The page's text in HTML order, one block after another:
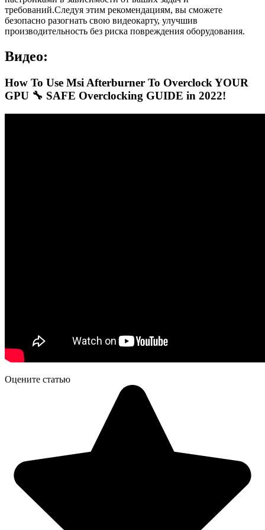
требований.Следуя этим рекомендациям, вы сможете
безопасно разогнать свою видеокарту, улучшив
производительность без риска повреждения оборудования.
Видео:
How To Use Msi Afterburner To Overclock YOUR
GPU 🔧 SAFE Overclocking GUIDE in 2022!
Оцените статью